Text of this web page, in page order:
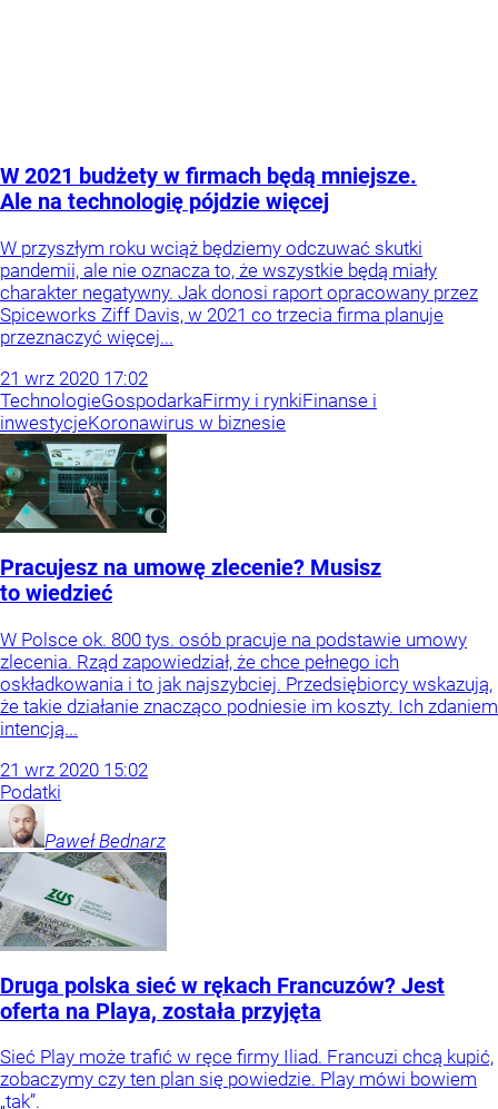
W 2021 budżety w firmach będą mniejsze.
Ale na technologię pójdzie więcej
W przyszłym roku wciąż będziemy odczuwać skutki
pandemii, ale nie oznacza to, że wszystkie będą miały
charakter negatywny. Jak donosi raport opracowany przez
Spiceworks Ziff Davis, w 2021 co trzecia firma planuje
przeznaczyć więcej...
21 wrz 2020 17:02
TechnologieGospodarkaFirmy i rynkiFinanse i
inwestycjeKoronawirus w biznesie
Pracujesz na umowę zlecenie? Musisz
to wiedzieć
W Polsce ok. 800 tys. osób pracuje na podstawie umowy
zlecenia. Rząd zapowiedział, że chce pełnego ich
oskładkowania i to jak najszybciej. Przedsiębiorcy wskazują,
że takie działanie znacząco podniesie im koszty. Ich zdaniem
intencją...
21 wrz 2020 15:02
Podatki
Paweł Bednarz
Druga polska sieć w rękach Francuzów? Jest
oferta na Playa, została przyjęta
Sieć Play może trafić w ręce firmy Iliad. Francuzi chcą kupić,
zobaczymy czy ten plan się powiedzie. Play mówi bowiem
„tak”.